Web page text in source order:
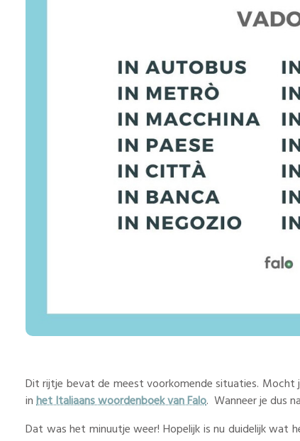
Dit rijtje bevat de meest voorkomende situaties. Mocht
inhet Italiaans woordenboek van Falo. Wanneer je dus
Dat was het minuutje weer! Hopelijk is nu duidelijk wat